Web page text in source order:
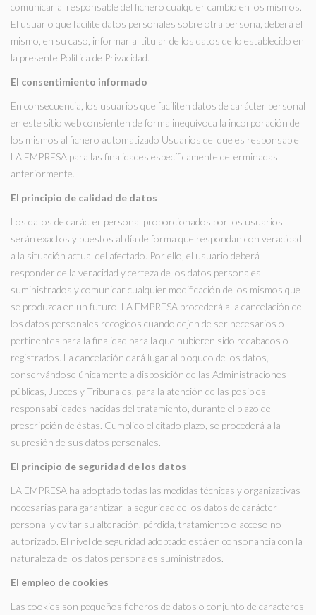
comunicar al responsable del fichero cualquier cambio en los mismos.
El usuario que facilite datos personales sobre otra persona, deberá él
mismo, en su caso, informar al titular de los datos de lo establecido en
la presente Política de Privacidad.
El consentimiento informado
En consecuencia, los usuarios que faciliten datos de carácter personal
en este sitio web consienten de forma inequívoca la incorporación de
los mismos al fichero automatizado Usuarios del que es responsable
LA EMPRESA para las finalidades específicamente determinadas
anteriormente.
El principio de calidad de datos
Los datos de carácter personal proporcionados por los usuarios
serán exactos y puestos al día de forma que respondan con veracidad
a la situación actual del afectado. Por ello, el usuario deberá
responder de la veracidad y certeza de los datos personales
suministrados y comunicar cualquier modificación de los mismos que
se produzca en un futuro. LA EMPRESA procederá a la cancelación de
los datos personales recogidos cuando dejen de ser necesarios o
pertinentes para la finalidad para la que hubieren sido recabados o
registrados. La cancelación dará lugar al bloqueo de los datos,
conservándose únicamente a disposición de las Administraciones
públicas, Jueces y Tribunales, para la atención de las posibles
responsabilidades nacidas del tratamiento, durante el plazo de
prescripción de éstas. Cumplido el citado plazo, se procederá a la
supresión de sus datos personales.
El principio de seguridad de los datos
LA EMPRESA ha adoptado todas las medidas técnicas y organizativas
necesarias para garantizar la seguridad de los datos de carácter
personal y evitar su alteración, pérdida, tratamiento o acceso no
autorizado. El nivel de seguridad adoptado está en consonancia con la
naturaleza de los datos personales suministrados.
El empleo de cookies
Las cookies son pequeños ficheros de datos o conjunto de caracteres